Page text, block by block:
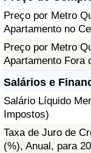
Preço por Metro
Apartamento no
Preço por Metro
Apartamento Fora
Salários e
Salário Líquido
Impostos)
Taxa de Juro de
(%), Anual, para
Indicador de
Índice de
Saúde
Indicador de
Indicador de